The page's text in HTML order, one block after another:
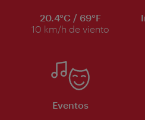
20.4°C / 69°F
10 km/h de viento
Eventos